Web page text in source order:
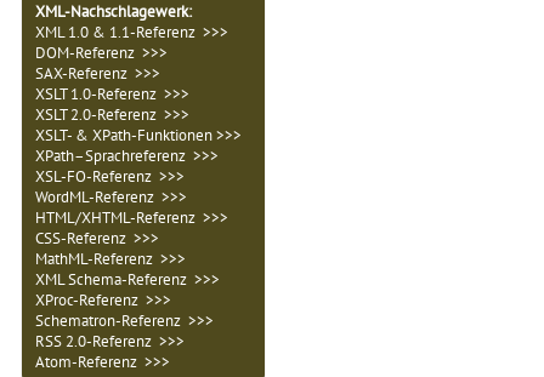
XML-Nachschlagewerk:
XML 1.0 & 1.1-Referenz >>>
DOM-Referenz >>>
SAX-Referenz >>>
XSLT 1.0-Referenz >>>
XSLT 2.0-Referenz >>>
XSLT- & XPath-Funktionen >>>
XPath–Sprachreferenz >>>
XSL-FO-Referenz >>>
WordML-Referenz >>>
HTML/XHTML-Referenz >>>
CSS-Referenz >>>
MathML-Referenz >>>
XML Schema-Referenz >>>
XProc-Referenz >>>
Schematron-Referenz >>>
RSS 2.0-Referenz >>>
Atom-Referenz >>>